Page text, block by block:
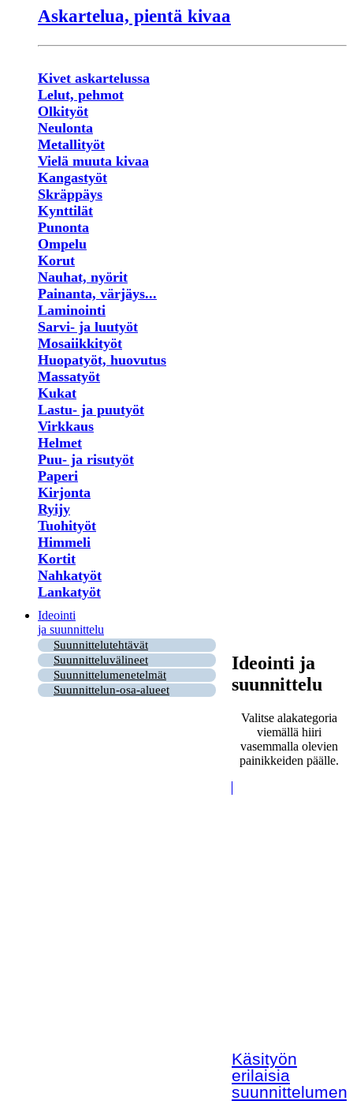
Askartelua, pientä kivaa
Kivet askartelussa
Lelut, pehmot
Olkityöt
Neulonta
Metallityöt
Vielä muuta kivaa
Kangastyöt
Skräppäys
Kynttilät
Punonta
Ompelu
Korut
Nauhat, nyörit
Painanta, värjäys...
Laminointi
Sarvi- ja luutyöt
Mosaiikkityöt
Huopatyöt, huovutus
Massatyöt
Kukat
Lastu- ja puutyöt
Virkkaus
Helmet
Puu- ja risutyöt
Paperi
Kirjonta
Ryijy
Tuohityöt
Himmeli
Kortit
Nahkatyöt
Lankatyöt
Ideointi
ja suunnittelu
Suunnittelutehtävät
Suunnitteluvälineet
Suunnittelumenetelmät
Suunnittelun-osa-alueet
Ideointi ja
suunnittelu
Valitse alakategoria
viemällä hiiri
vasemmalla olevien
painikkeiden päälle.
Käsityön
erilaisia